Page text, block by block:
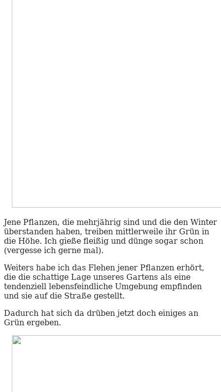
Jene Pflanzen, die mehrjährig sind und die den Winter
überstanden haben, treiben mittlerweile ihr Grün in
die Höhe. Ich gieße fleißig und dünge sogar schon
(vergesse ich gerne mal).
Weiters habe ich das Flehen jener Pflanzen erhört,
die die schattige Lage unseres Gartens als eine
tendenziell lebensfeindliche Umgebung empfinden
und sie auf die Straße gestellt.
Dadurch hat sich da drüben jetzt doch einiges an
Grün ergeben.